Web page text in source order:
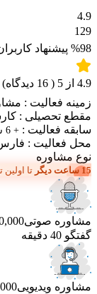
4.9
129
%98 پیشنهاد
4.9 از 5
(
16 دیدگاه)
زمینه فعالیت :
مقطع تحصیلی :
سابقه فعالیت : + 6 سال
محل فعالیت :
نوع مشاوره
15 ساعت دیگر تا
مشاوره صوتی300,000
گفتگو 40 دقیقه
مشاوره ویدیویی